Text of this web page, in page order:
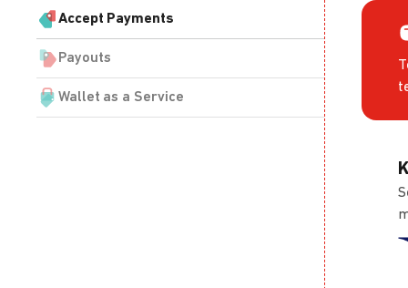
Accept Payments
Payouts
Wallet as a Service